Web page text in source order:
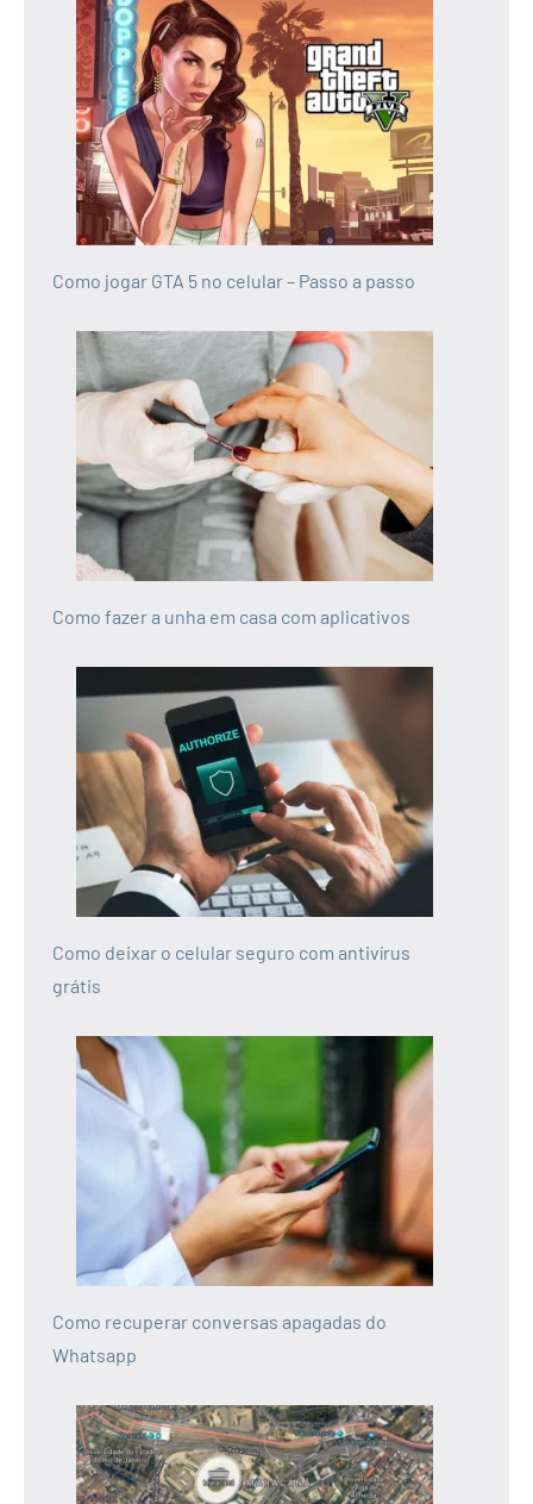
Como jogar GTA 5 no celular – Passo a passo
Como fazer a unha em casa com aplicativos
Como deixar o celular seguro com antivírus
grátis
Como recuperar conversas apagadas do
Whatsapp